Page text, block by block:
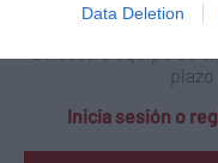
Data Deletion
Si quieres hacer una
Inicia sesión o